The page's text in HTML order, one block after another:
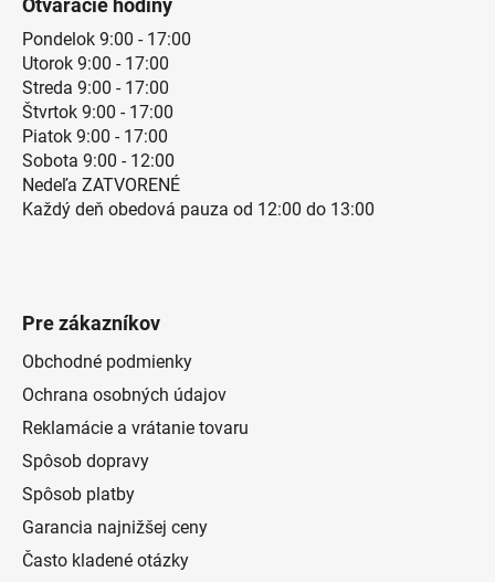
Otváracie hodiny
Pondelok 9:00 - 17:00
Utorok 9:00 - 17:00
Streda 9:00 - 17:00
Štvrtok 9:00 - 17:00
Piatok 9:00 - 17:00
Sobota 9:00 - 12:00
Nedeľa ZATVORENÉ
Každý deň obedová pauza od 12:00 do 13:00
Pre zákazníkov
Obchodné podmienky
Ochrana osobných údajov
Reklamácie a vrátanie tovaru
Spôsob dopravy
Spôsob platby
Garancia najnižšej ceny
Často kladené otázky